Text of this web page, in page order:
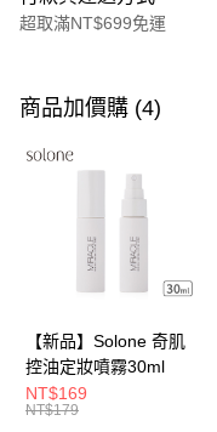
超取滿NT$699免運
信用卡一次付款
超商取貨付款
Apple Pay
悠遊付
Google Pay
全盈+PAY
商品加價購 (4)
【新品】Solone 奇肌
控油定妝噴霧30ml
NT$169
NT$179